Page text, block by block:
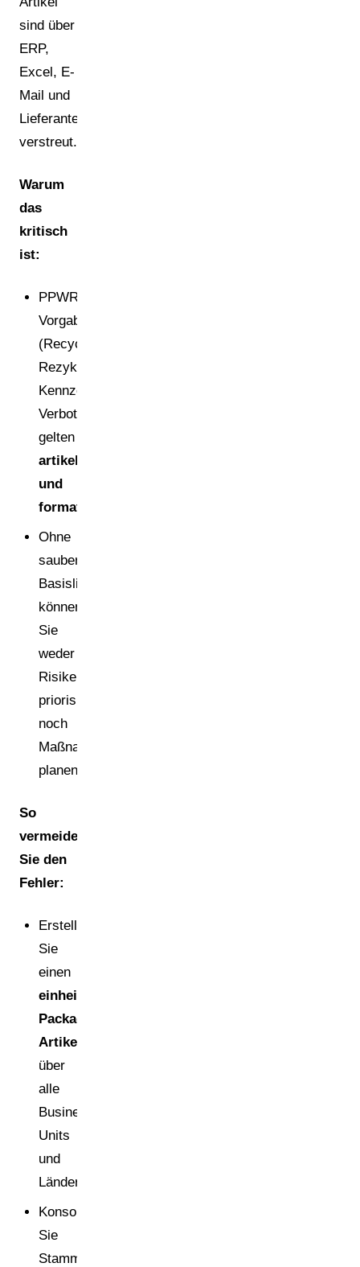
sind über
ERP,
Excel, E-
Mail und
Lieferantenportale
verstreut.
Warum
das
kritisch
ist:
PPWR-
Vorgaben
(Recyclingfähigkeit,
Rezyklatquoten,
Kennzeichnung,
Verbote)
gelten
artikel-
und
formatgenau
Ohne
saubere
Basisliste
können
Sie
weder
Risiken
priorisieren
noch
Maßnahmen
planen.
So
vermeiden
Sie den
Fehler:
Erstellen
Sie
einen
einheitlichen
Packaging-
Artikelstamm
über
alle
Business
Units
und
Länder.
Konsolidieren
Sie
Stammdaten,